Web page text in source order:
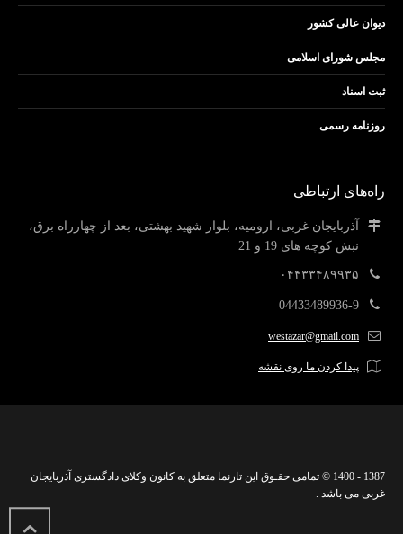
دیوان عالی کشور
مجلس شورای اسلامی
ثبت اسناد
روزنامه رسمی
راه‌های ارتباطی
آذربایجان غربی، ارومیه، بلوار شهید بهشتی، بعد از چهارراه برق،
نبش کوچه های 19 و 21
۰۴۴۳۳۴۸۹۹۳۵
04433489936-9
westazar@gmail.com
پیدا کردن ما روی نقشه
1387 - 1400 © تمامی حقـوق این تارنما متعلق به کانون وکلای دادگستری آذربایجان
غربی می باشد .